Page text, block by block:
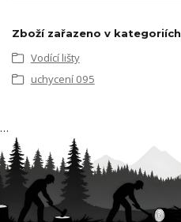
Zboží zařazeno v kategoriích
Vodící lišty
uchycení 095
…